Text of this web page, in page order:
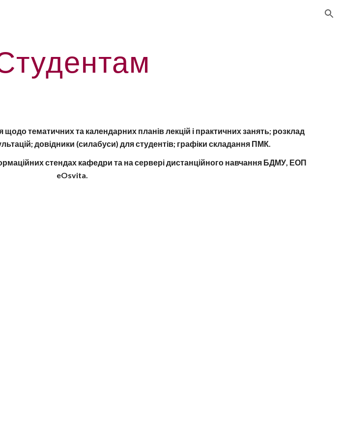
щодо тематичних та календарних планів лекцій і практичних занять; розклад
довідники (силабуси) для студентів; графіки складання ПМК.
стендах кафедри та на сервері дистанційного навчання БДМУ, ЕОП
eOsvita.